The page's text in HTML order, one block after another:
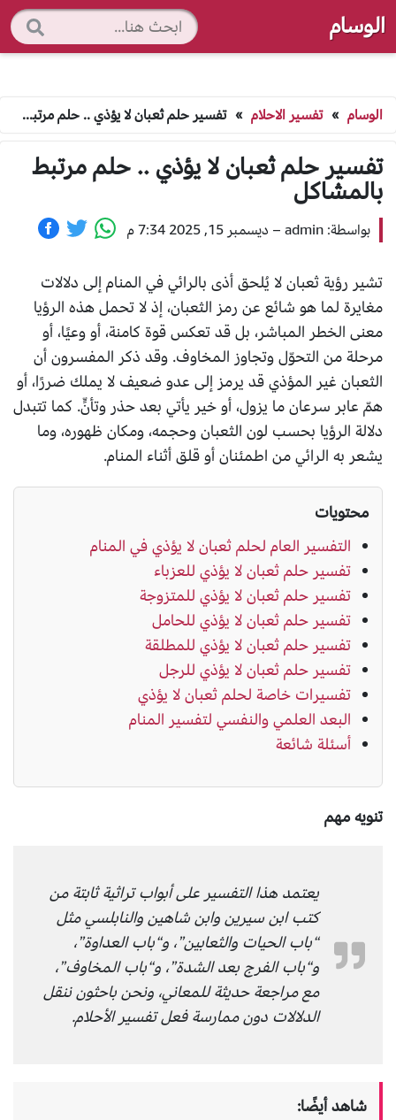
الوسام
الوسام » تفسير الاحلام » تفسير حلم ثعبان لا يؤذي .. حلم مرتبط بالمشاكل
تفسير حلم ثعبان لا يؤذي .. حلم مرتبط
بالمشاكل
بواسطة: admin – ديسمبر 15, 2025 7:34 م
تشير رؤية ثعبان لا يُلحق أذى بالرائي في المنام إلى دلالات
مغايرة لما هو شائع عن رمز الثعبان، إذ لا تحمل هذه الرؤيا
معنى الخطر المباشر، بل قد تعكس قوة كامنة، أو وعيًا، أو
مرحلة من التحوّل وتجاوز المخاوف. وقد ذكر المفسرون أن
الثعبان غير المؤذي قد يرمز إلى عدو ضعيف لا يملك ضررًا، أو
همّ عابر سرعان ما يزول، أو خير يأتي بعد حذر وتأنٍّ. كما تتبدل
دلالة الرؤيا بحسب لون الثعبان وحجمه، ومكان ظهوره، وما
يشعر به الرائي من اطمئنان أو قلق أثناء المنام.
محتويات
التفسير العام لحلم ثعبان لا يؤذي في المنام
تفسير حلم ثعبان لا يؤذي للعزباء
تفسير حلم ثعبان لا يؤذي للمتزوجة
تفسير حلم ثعبان لا يؤذي للحامل
تفسير حلم ثعبان لا يؤذي للمطلقة
تفسير حلم ثعبان لا يؤذي للرجل
تفسيرات خاصة لحلم ثعبان لا يؤذي
البعد العلمي والنفسي لتفسير المنام
أسئلة شائعة
تنويه مهم
يعتمد هذا التفسير على أبواب تراثية ثابتة من
كتب ابن سيرين وابن شاهين والنابلسي مثل
“باب الحيات والثعابين”، و“باب العداوة”،
و“باب الفرج بعد الشدة”، و“باب المخاوف”،
مع مراجعة حديثة للمعاني، ونحن باحثون ننقل
الدلالات دون ممارسة فعل تفسير الأحلام.
شاهد أيضًا: